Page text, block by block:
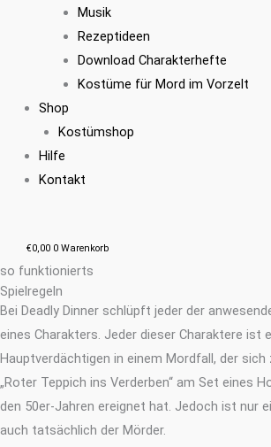
Musik
Rezeptideen
Download Charakterhefte
Kostüme für Mord im Vorzelt
Shop
Kostümshop
Hilfe
Kontakt
€0,00 0 Warenkorb
so funktionierts
Spielregeln​
Bei Deadly Dinner schlüpft jeder der
eines Charakters. Jeder dieser Charaktere ist
Hauptverdächtigen in einem Mordfall, der sich
„Roter Teppich ins Verderben“ am Set eines
den 50er-Jahren ereignet hat. Jedoch ist nur
auch tatsächlich der Mörder.